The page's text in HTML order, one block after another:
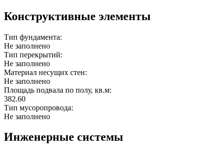
Конструктивные элементы
Тип фундамента:
Не заполнено
Тип перекрытий:
Не заполнено
Материал несущих стен:
Не заполнено
Площадь подвала по полу, кв.м:
382.60
Тип мусоропровода:
Не заполнено
Инженерные системы